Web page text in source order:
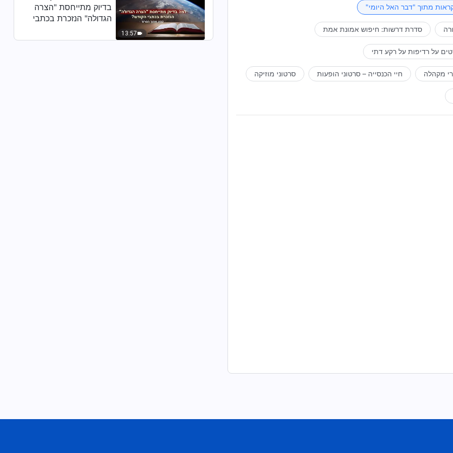
מעניק לאנושות. יכולים הצרכים, הכמיהה לחקור
או באומה מסוימת לא מסוגלים לקבל את ישועתו ודאגתו
החושך, ואלוהים יחריב אותה.
מדינה שהוא ימחה מעל פני האדמה. אורח המחשבה של האדם
של מדינה מסוימת לא עובד את אלוהים, גורלה של המדינה
מתוך "דבר האל היומי"
סדרת דרשות: חיפוש אמונת אמת
על רדיפות על רקע דתי
מקהלה חיי הכנסייה – סרטוני הופעות סרטוני מוזיקה
13:57
בדיוק מתייחסת "הצרה
הגדולה" הנזכרת בכתבי
מסרט)